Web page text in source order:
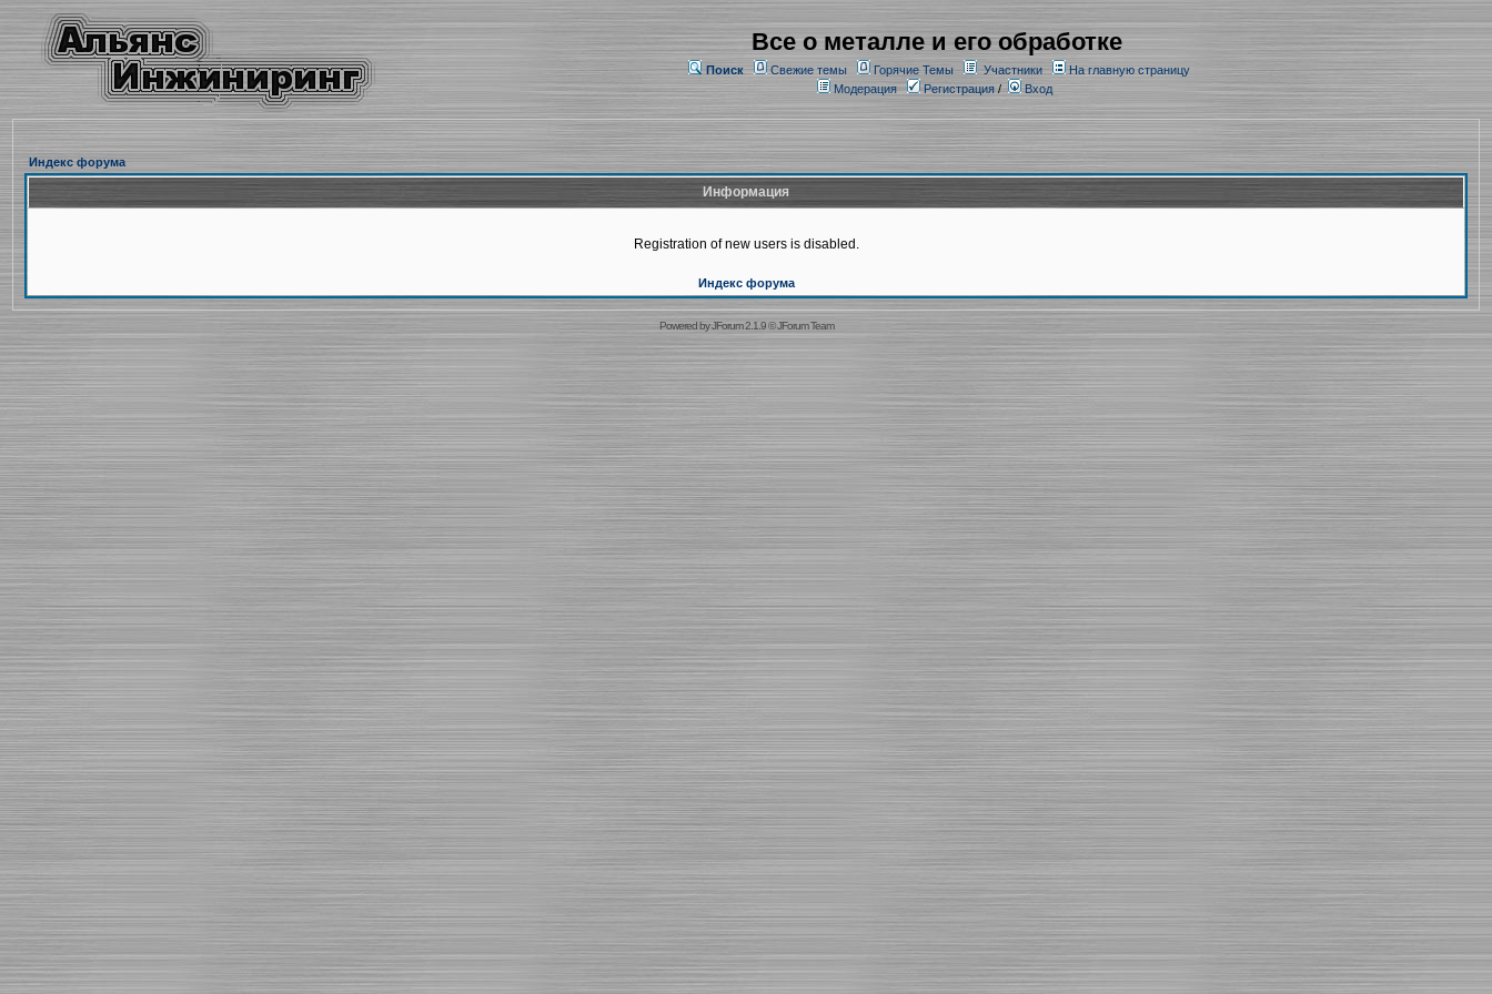
Все о металле и его обработке
Поиск Свежие темы Горячие Темы Участники
На главную страницу
Модерация
Регистрация/ Вход
Индекс форума
Информация
Registration of new users is disabled.
Индекс форума
Powered byJForum 2.1.9©JForum Team